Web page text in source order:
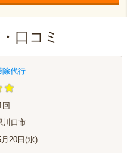
口コミ
除代行
回
川口市
20日(水)